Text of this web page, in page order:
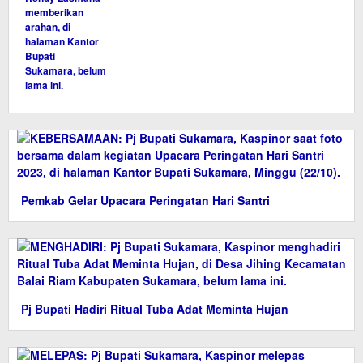
Pemkab Gelar Upacara Peringatan Hari Santri
Pj Bupati Hadiri Ritual Tuba Adat Meminta Hujan